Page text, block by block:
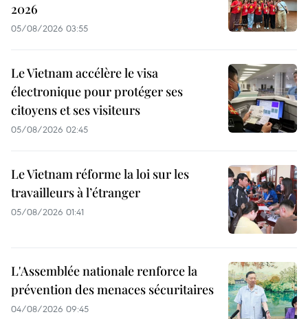
2026
05/08/2026 03:55
Le Vietnam accélère le visa
électronique pour protéger ses
citoyens et ses visiteurs
05/08/2026 02:45
Le Vietnam réforme la loi sur les
travailleurs à l’étranger
05/08/2026 01:41
L'Assemblée nationale renforce la
prévention des menaces sécuritaires
04/08/2026 09:45